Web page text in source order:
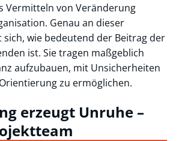
Vermitteln von Veränderung
Genau an dieser
sich, wie bedeutend der Beitrag der
ist. Sie tragen maßgeblich
aufzubauen, mit Unsicherheiten
zu ermöglichen.
erzeugt Unruhe –